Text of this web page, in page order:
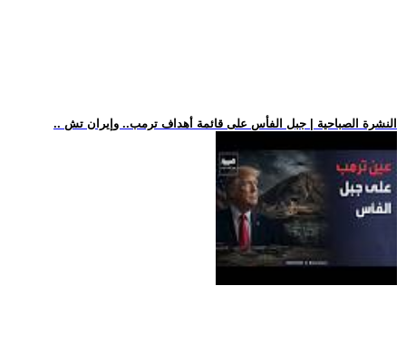
.. النشرة الصباحية | جبل الفأس على قائمة أهداف ترمب.. وإيران تش